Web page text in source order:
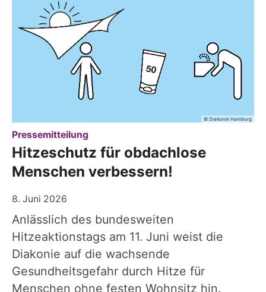
© Diakonie Hamburg
Pressemitteilung
Hitzeschutz für obdachlose
Menschen verbessern!
8. Juni 2026
Anlässlich des bundesweiten
Hitzeaktionstags am 11. Juni weist die
Diakonie auf die wachsende
Gesundheitsgefahr durch Hitze für
Menschen ohne festen Wohnsitz hin.